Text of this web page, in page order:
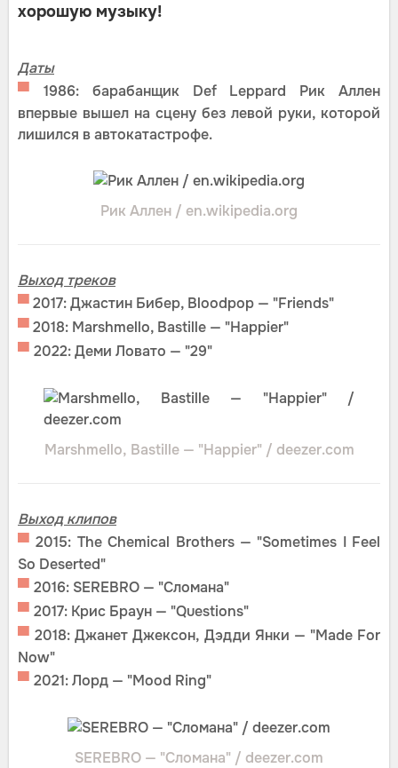
хорошую музыку!
Даты
▀ 1986: барабанщик Def Leppard Рик Аллен
впервые вышел на сцену без левой руки, которой
лишился в автокатастрофе.
Рик Аллен / en.wikipedia.org
Выход треков
▀2017: Джастин Бибер, Bloodpop — "Friends"
▀2018: Marshmello, Bastille — "Happier"
▀ 2022: Деми Ловато — "29"
Marshmello, Bastille — "Happier" / deezer.com
Выход клипов
▀2015: The Chemical Brothers — "Sometimes I Feel
So Deserted"
▀ 2016: SEREBRO — "Сломана"
▀ 2017: Крис Браун — "Questions"
▀2018: Джанет Джексон, Дэдди Янки — "Made For
Now"
▀ 2021: Лорд — "Mood Ring"
SEREBRO — "Сломана" / deezer.com